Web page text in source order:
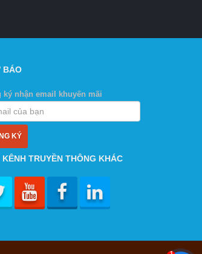
BÁO
ký nhận email khuyến mãi
KÊNH TRUYỀN THÔNG KHÁC